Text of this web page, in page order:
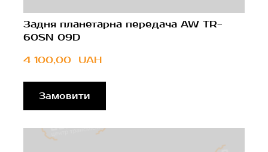
Задня планетарна передача AW TR-
60SN 09D
4 100,00  UAH
Замовити